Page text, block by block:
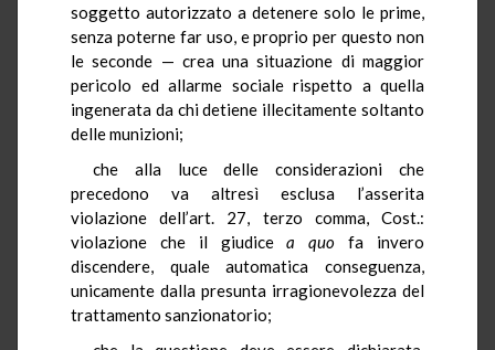
soggetto autorizzato a detenere solo le prime,
senza poterne far uso, e proprio per questo non
le seconde — crea una situazione di maggior
pericolo ed allarme sociale rispetto a quella
ingenerata da chi detiene illecitamente soltanto
delle munizioni;
che alla luce delle considerazioni che
precedono va altresì esclusa l’asserita
violazione dell’art. 27, terzo comma, Cost.:
violazione che il giudicea quofa invero
discendere, quale automatica conseguenza,
unicamente dalla presunta irragionevolezza del
trattamento sanzionatorio;